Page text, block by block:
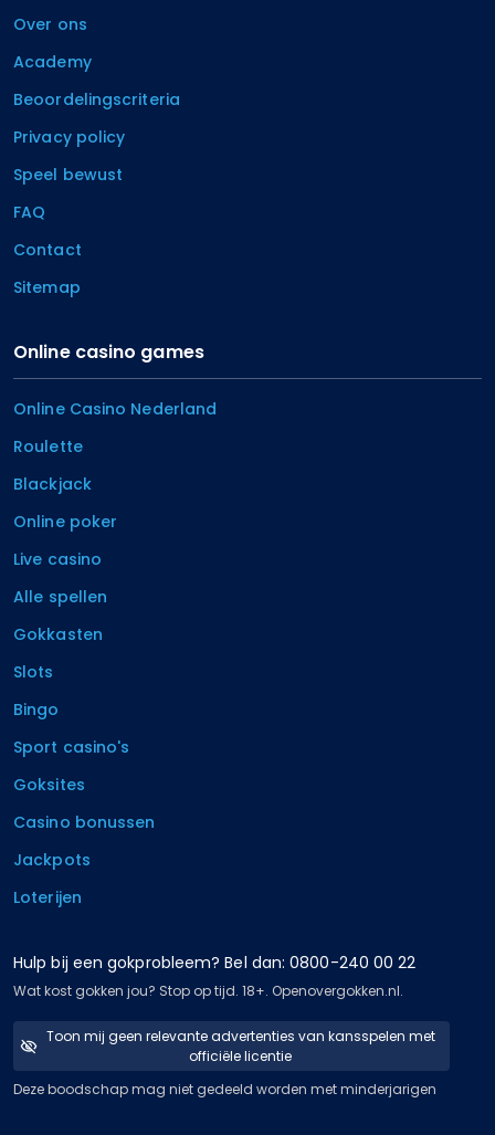
Over ons
Academy
Beoordelingscriteria
Privacy policy
Speel bewust
FAQ
Contact
Sitemap
Online casino games
Online Casino Nederland
Roulette
Blackjack
Online poker
Live casino
Alle spellen
Gokkasten
Slots
Bingo
Sport casino's
Goksites
Casino bonussen
Jackpots
Loterijen
Hulp bij een gokprobleem? Bel dan: 0800-240 00 22
Wat kost gokken jou? Stop op tijd. 18+. Openovergokken.nl.
Toon mij geen relevante advertenties van kansspelen met
officiële licentie
Deze boodschap mag niet gedeeld worden met minderjarigen